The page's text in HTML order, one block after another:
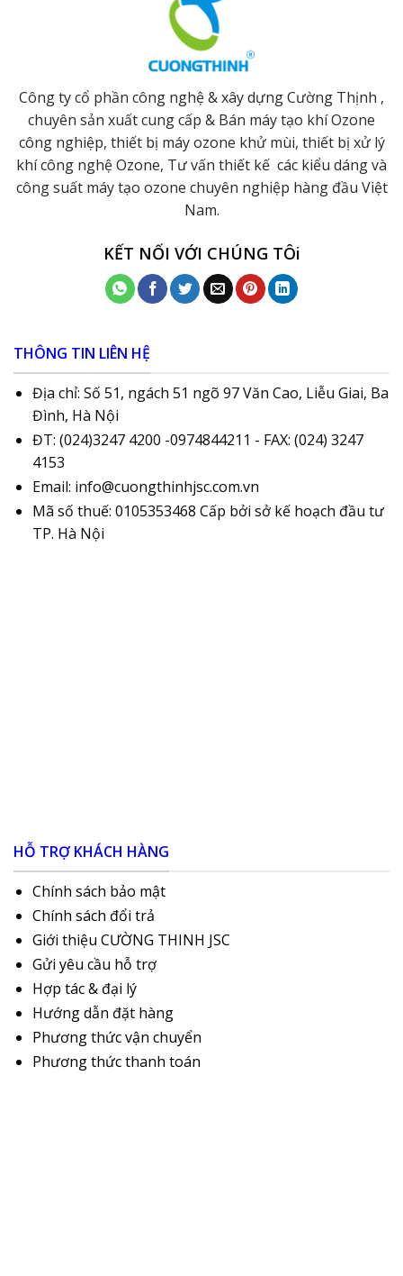
Công ty cổ phần công nghệ & xây dựng Cường Thịnh ,
chuyên sản xuất cung cấp & Bán máy tạo khí Ozone
công nghiệp, thiết bị máy ozone khử mùi, thiết bị xử lý
khí công nghệ Ozone, Tư vấn thiết kế các kiểu dáng và
công suất máy tạo ozone chuyên nghiệp hàng đầu Việt
Nam.
KẾT NỐI VỚI CHÚNG TÔi
THÔNG TIN LIÊN HỆ
Địa chỉ: Số 51, ngách 51 ngõ 97 Văn Cao, Liễu Giai, Ba
Đình, Hà Nội
ĐT: (024)3247 4200 -0974844211 - FAX: (024) 3247
4153
Email: info@cuongthinhjsc.com.vn
Mã số thuế: 0105353468 Cấp bởi sở kế hoạch đầu tư
TP. Hà Nội
HỖ TRỢ KHÁCH HÀNG
Chính sách bảo mật
Chính sách đổi trả
Giới thiệu CƯỜNG THINH JSC
Gửi yêu cầu hỗ trợ
Hợp tác & đại lý
Hướng dẫn đặt hàng
Phương thức vận chuyển
Phương thức thanh toán